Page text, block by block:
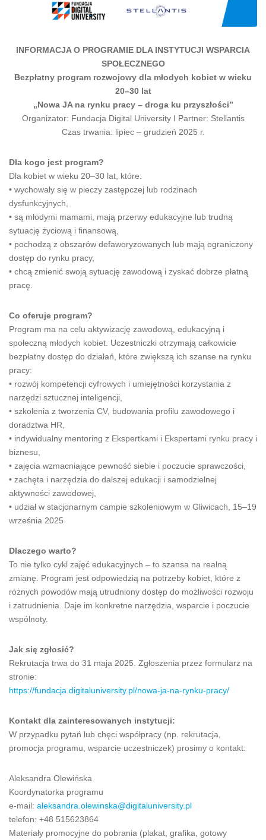
INFORMACJA O PROGRAMIE DLA INSTYTUCJI WSPARCIA
SPOŁECZNEGO
Bezpłatny program rozwojowy dla młodych kobiet w wieku
20–30 lat
„Nowa JA na rynku pracy – droga ku przyszłości”
Organizator: Fundacja Digital University I Partner: Stellantis
Czas trwania: lipiec – grudzień 2025 r.
Dla kogo jest program?
Dla kobiet w wieku 20–30 lat, które:
• wychowały się w pieczy zastępczej lub rodzinach
dysfunkcyjnych,
• są młodymi mamami, mają przerwy edukacyjne lub trudną
sytuację życiową i finansową,
• pochodzą z obszarów defaworyzowanych lub mają ograniczony
dostęp do rynku pracy,
• chcą zmienić swoją sytuację zawodową i zyskać dobrze płatną
pracę.
Co oferuje program?
Program ma na celu aktywizację zawodową, edukacyjną i
społeczną młodych kobiet. Uczestniczki otrzymają całkowicie
bezpłatny dostęp do działań, które zwiększą ich szanse na rynku
pracy:
• rozwój kompetencji cyfrowych i umiejętności korzystania z
narzędzi sztucznej inteligencji,
• szkolenia z tworzenia CV, budowania profilu zawodowego i
doradztwa HR,
• indywidualny mentoring z Ekspertkami i Ekspertami rynku pracy i
biznesu,
• zajęcia wzmacniające pewność siebie i poczucie sprawczości,
• zachęta i narzędzia do dalszej edukacji i samodzielnej
aktywności zawodowej,
• udział w stacjonarnym campie szkoleniowym w Gliwicach, 15–19
września 2025
Dlaczego warto?
To nie tylko cykl zajęć edukacyjnych – to szansa na realną
zmianę. Program jest odpowiedzią na potrzeby kobiet, które z
różnych powodów mają utrudniony dostęp do możliwości rozwoju
i zatrudnienia. Daje im konkretne narzędzia, wsparcie i poczucie
wspólnoty.
Jak się zgłosić?
Rekrutacja trwa do 31 maja 2025. Zgłoszenia przez formularz na
stronie:
https://fundacja.digitaluniversity.pl/nowa-ja-na-rynku-pracy/
Kontakt dla zainteresowanych instytucji:
W przypadku pytań lub chęci współpracy (np. rekrutacja,
promocja programu, wsparcie uczestniczek) prosimy o kontakt:
Aleksandra Olewińska
Koordynatorka programu
e-mail: aleksandra.olewinska@digitaluniversity.pl
telefon: +48 515623864
Materiały promocyjne do pobrania (plakat, grafika, gotowy